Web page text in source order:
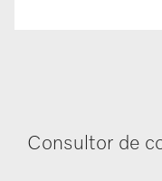
Consultor de